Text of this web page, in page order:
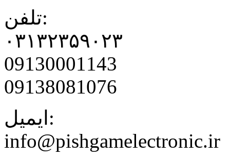
تلفن:
۰۳۱۳۲۳۵۹۰۲۳
09130001143
09138081076
ایمیل:
info@pishgamelectronic.ir